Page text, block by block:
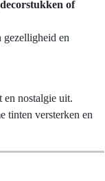
of
gezelligheid en
en nostalgie uit.
tinten versterken en